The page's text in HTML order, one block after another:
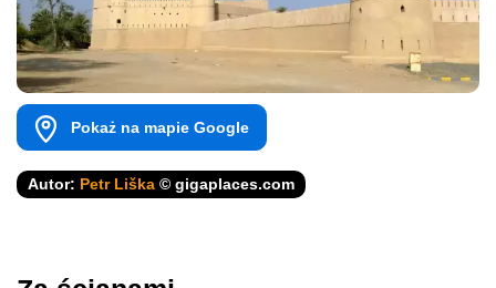
Pokaż na mapie Google
Autor: Petr Liška © gigaplaces.com